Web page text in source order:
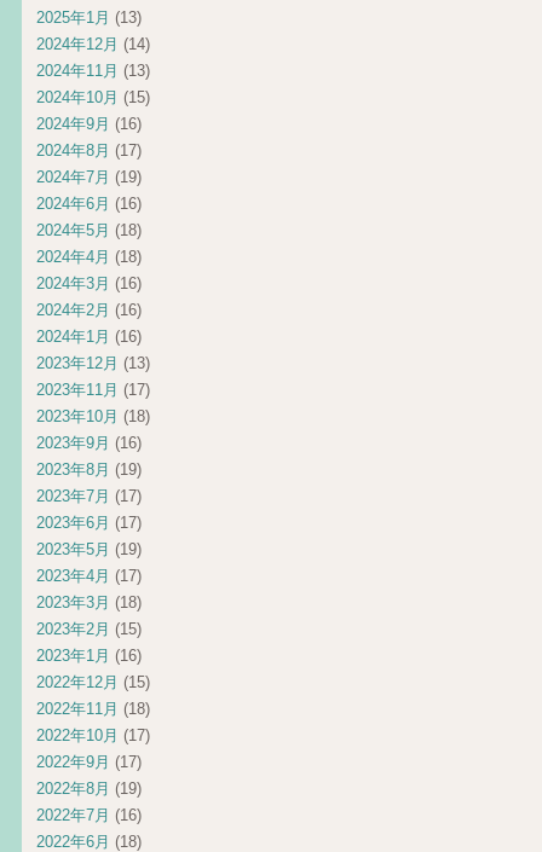
2025年1月 (13)
2024年12月 (14)
2024年11月 (13)
2024年10月 (15)
2024年9月 (16)
2024年8月 (17)
2024年7月 (19)
2024年6月 (16)
2024年5月 (18)
2024年4月 (18)
2024年3月 (16)
2024年2月 (16)
2024年1月 (16)
2023年12月 (13)
2023年11月 (17)
2023年10月 (18)
2023年9月 (16)
2023年8月 (19)
2023年7月 (17)
2023年6月 (17)
2023年5月 (19)
2023年4月 (17)
2023年3月 (18)
2023年2月 (15)
2023年1月 (16)
2022年12月 (15)
2022年11月 (18)
2022年10月 (17)
2022年9月 (17)
2022年8月 (19)
2022年7月 (16)
2022年6月 (18)